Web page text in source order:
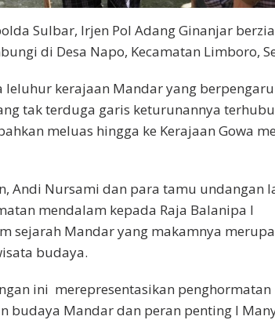
Sulbar, Irjen Pol Adang Ginanjar
di Desa Napo, Kecamatan Limboro,
kerajaan Mandar yang
tak terduga garis keturunannya
meluas hingga ke Kerajaan Gowa
Andi Nursami dan para tamu undangan
mendalam kepada Raja Balanipa I
sejarah Mandar yang makamnya
budaya.
ini merepresentasikan penghormatan
budaya Mandar dan peran penting I